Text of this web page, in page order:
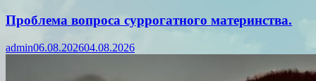
Проблема вопроса суррогатного материнства.
admin06.08.202604.08.2026